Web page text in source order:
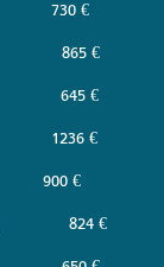
730 €
865 €
645 €
1236 €
900 €
824 €